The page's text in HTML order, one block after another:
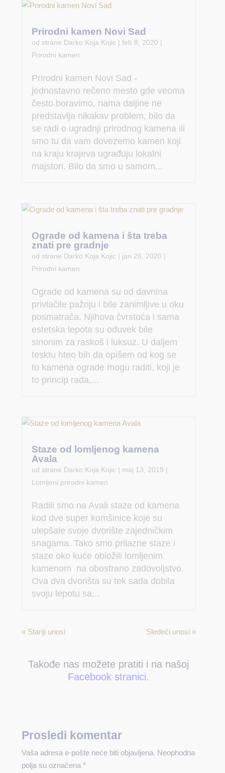
Prirodni kamen Novi Sad
od strane Darko Koja Kojic |feb 8, 2020 |
Prirodni kamen
Prirodni kamen Novi Sad -
jednostavno rečeno mesto gde veoma
često boravimo, nama daljine ne
predstavlja nikakav problem, bilo da
se radi o ugradnji prirodnog kamena ili
smo tu da vam dovezemo kamen koji
na kraju krajeva ugrađuju lokalni
majstori. Bilo da smo u samom...
Ograde od kamena i šta treba
znati pre gradnje
od strane Darko Koja Kojic | jan 26, 2020 |
Prirodni kamen
Ograde od kamena su od davnina
privlačile pažnju i bile zanimljive u oku
posmatrača. Njihova čvrstoća i sama
estetska lepota su oduvek bile
sinonim za raskoš i luksuz. U daljem
tesktu hteo bih da opišem od kog se
to kamena ograde mogu raditi, koji je
to princip rada,...
Staze od lomljenog kamena
Avala
od strane Darko Koja Kojic | maj 13, 2019 |
Lomljeni prirodni kamen
Radili smo na Avali staze od kamena
kod dve super komšinice koje su
ulepšale svoje dvorište zajedničkim
snagama. Tako smo prilazne staze i
staze oko kuće obložili lomljenim
kamenom na obostrano zadovoljstvo.
Ova dva dvorišta su tek sada dobila
svoju lepotu sa...
« Stariji unosi Sledeći unosi »
Takođe nas možete pratiti i na našoj
Facebook stranici.
Prosledi komentar
Vaša adresa e-pošte neće biti objavljena. Neophodna
polja su označena*